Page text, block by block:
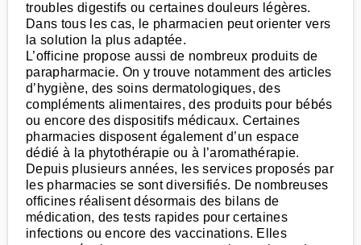
troubles digestifs ou certaines douleurs légères.
Dans tous les cas, le pharmacien peut orienter vers
la solution la plus adaptée.
L’officine propose aussi de nombreux produits de
parapharmacie. On y trouve notamment des articles
d’hygiène, des soins dermatologiques, des
compléments alimentaires, des produits pour bébés
ou encore des dispositifs médicaux. Certaines
pharmacies disposent également d’un espace
dédié à la phytothérapie ou à l’aromathérapie.
Depuis plusieurs années, les services proposés par
les pharmacies se sont diversifiés. De nombreuses
officines réalisent désormais des bilans de
médication, des tests rapides pour certaines
infections ou encore des vaccinations. Elles